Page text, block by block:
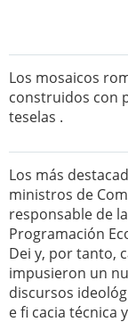
Los mosaicos
construidos con
teselas .
Los más
ministros de
responsable de
Programación
Dei y, por tanto,
impusieron un
discursos
e fi cacia técnica